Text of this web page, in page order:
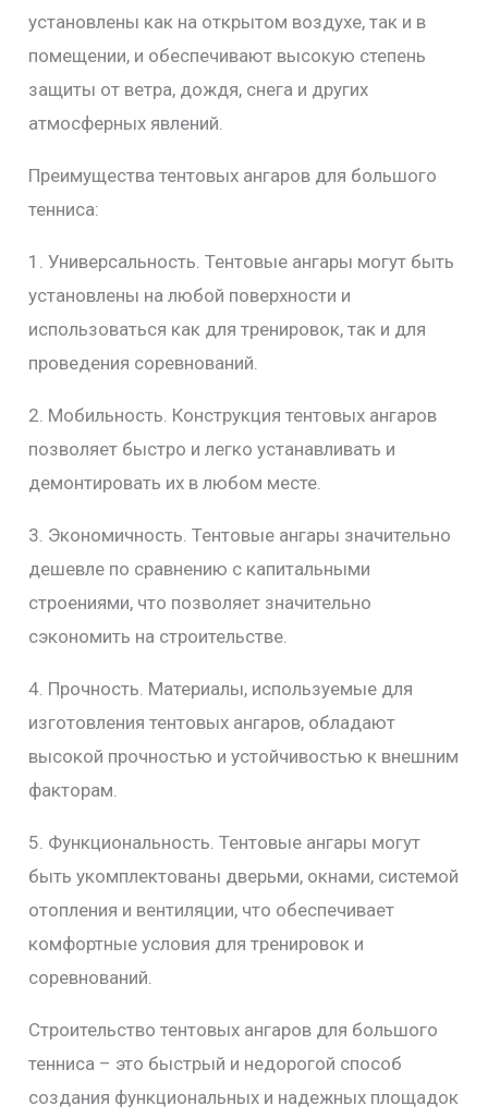
установлены как на открытом воздухе, так и в
помещении, и обеспечивают высокую степень
защиты от ветра, дождя, снега и других
атмосферных явлений.
Преимущества тентовых ангаров для большого
тенниса:
1. Универсальность. Тентовые ангары могут быть
установлены на любой поверхности и
использоваться как для тренировок, так и для
проведения соревнований.
2. Мобильность. Конструкция тентовых ангаров
позволяет быстро и легко устанавливать и
демонтировать их в любом месте.
3. Экономичность. Тентовые ангары значительно
дешевле по сравнению с капитальными
строениями, что позволяет значительно
сэкономить на строительстве.
4. Прочность. Материалы, используемые для
изготовления тентовых ангаров, обладают
высокой прочностью и устойчивостью к внешним
факторам.
5. Функциональность. Тентовые ангары могут
быть укомплектованы дверьми, окнами, системой
отопления и вентиляции, что обеспечивает
комфортные условия для тренировок и
соревнований.
Строительство тентовых ангаров для большого
тенниса – это быстрый и недорогой способ
создания функциональных и надежных площадок